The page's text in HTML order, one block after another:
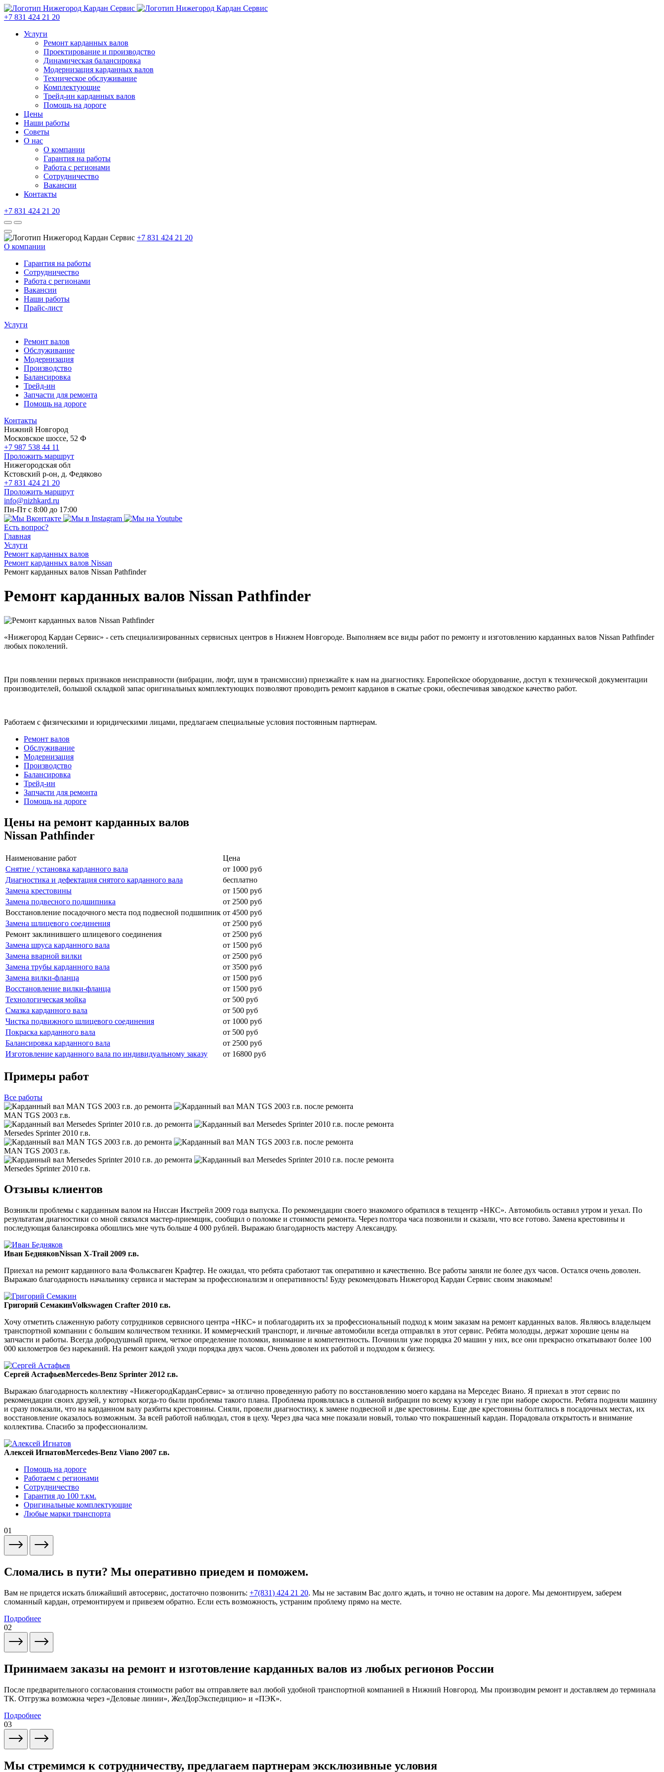
+7 831 424 21 20
Услуги
Ремонт карданных валов
Проектирование и производство
Динамическая балансировка
Модернизация карданных валов
Техническое обслуживание
Комплектующие
Трейд-ин карданных валов
Помощь на дороге
Цены
Наши работы
Советы
О нас
О компании
Гарантия на работы
Работа с регионами
Сотрудничество
Вакансии
Контакты
+7 831 424 21 20
+7 831 424 21 20
О компании
Гарантия на работы
Сотрудничество
Работа с регионами
Вакансии
Наши работы
Прайс-лист
Услуги
Ремонт валов
Обслуживание
Модернизация
Производство
Балансировка
Трейд-ин
Запчасти для ремонта
Помощь на дороге
Контакты
Нижний Новгород
Московское шоссе, 52 Ф
+7 987 538 44 11
Проложить маршрут
Нижегородская обл
Кстовский р-он, д. Федяково
+7 831 424 21 20
Проложить маршрут
info@nizhkard.ru
Пн-Пт с 8:00 до 17:00
Есть вопрос?
Главная
Услуги
Ремонт карданных валов
Ремонт карданных валов Nissan
Ремонт карданных валов Nissan Pathfinder
Ремонт карданных валов Nissan Pathfinder
«Нижегород Кардан Сервис» - сеть специализированных сервисных центров в Нижнем Новгороде. Выполняем все виды работ по ремонту и изготовлению карданных валов Nissan Pathfinder
любых поколений.
При появлении первых признаков неисправности (вибрации, люфт, шум в трансмиссии) приезжайте к нам на диагностику. Европейское оборудование, доступ к технической документации
производителей, большой складкой запас оригинальных комплектующих позволяют проводить ремонт карданов в сжатые сроки, обеспечивая заводское качество работ.
Работаем с физическими и юридическими лицами, предлагаем специальные условия постоянным партнерам.
Ремонт валов
Обслуживание
Модернизация
Производство
Балансировка
Трейд-ин
Запчасти для ремонта
Помощь на дороге
Цены на ремонт карданных валов
Nissan Pathfinder
Наименование работ
Цена
Снятие / установка карданного вала
от 1000 руб
Диагностика и дефектация снятого карданного вала
бесплатно
Замена крестовины
от 1500 руб
Замена подвесного подшипника
от 2500 руб
Восстановление посадочного места под подвесной подшипник от 4500 руб
Замена шлицевого соединения
от 2500 руб
Ремонт заклинившего шлицевого соединения
от 2500 руб
Замена шруса карданного вала
от 1500 руб
Замена вварной вилки
от 2500 руб
Замена трубы карданного вала
от 3500 руб
Замена вилки-фланца
от 1500 руб
Восстановление вилки-фланца
от 1500 руб
Технологическая мойка
от 500 руб
Смазка карданного вала
от 500 руб
Чистка подвижного шлицевого соединения
от 1000 руб
Покраска карданного вала
от 500 руб
Балансировка карданного вала
от 2500 руб
Изготовление карданного вала по индивидуальному заказу
от 16800 руб
Примеры работ
Все работы
MAN TGS 2003 г.в.
Mersedes Sprinter 2010 г.в.
MAN TGS 2003 г.в.
Mersedes Sprinter 2010 г.в.
Отзывы клиентов
Возникли проблемы с карданным валом на Ниссан Икстрейл 2009 года выпуска. По рекомендации своего знакомого обратился в техцентр «НКС». Автомобиль оставил утром и уехал. По
результатам диагностики со мной связался мастер-приемщик, сообщил о поломке и стоимости ремонта. Через полтора часа позвонили и сказали, что все готово. Замена крестовины и
последующая балансировка обошлись мне чуть больше 4 000 рублей. Выражаю благодарность мастеру Александру.
Иван БедняковNissan X-Trail 2009 г.в.
Приехал на ремонт карданного вала Фольксваген Крафтер. Не ожидал, что ребята сработают так оперативно и качественно. Все работы заняли не более дух часов. Остался очень доволен.
Выражаю благодарность начальнику сервиса и мастерам за профессионализм и оперативность! Буду рекомендовать Нижегород Кардан Сервис своим знакомым!
Григорий СемакинVolkswagen Crafter 2010 г.в.
Хочу отметить слаженную работу сотрудников сервисного центра «НКС» и поблагодарить их за профессиональный подход к моим заказам на ремонт карданных валов. Являюсь владельцем
транспортной компании с большим количеством техники. И коммерческий транспорт, и личные автомобили всегда отправлял в этот сервис. Ребята молодцы, держат хорошие цены на
запчасти и работы. Всегда добродушный прием, четкое определение поломки, внимание и компетентность. Починили уже порядка 20 машин у них, все они прекрасно откатывают более 100
000 километров без нареканий. На ремонт каждой уходи порядка двух часов. Очень доволен их работой и подходом к бизнесу.
Сергей АстафьевMercedes-Benz Sprinter 2012 г.в.
Выражаю благодарность коллективу «НижегородКарданСервис» за отлично проведенную работу по восстановлению моего кардана на Мерседес Виано. Я приехал в этот сервис по
рекомендации своих друзей, у которых когда-то были проблемы такого плана. Проблема проявлялась в сильной вибрации по всему кузову и гуле при наборе скорости. Ребята подняли машину
и сразу показали, что на карданном валу разбиты крестовины. Сняли, провели диагностику, к замене подвесной и две крестовины. Еще две крестовины болтались в посадочных местах, их
восстановление оказалось возможным. За всей работой наблюдал, стоя в цеху. Через два часа мне показали новый, только что покрашенный кардан. Порадовала открытость и внимание
коллектива. Спасибо за профессионализм.
Алексей ИгнатовMercedes-Benz Viano 2007 г.в.
Помощь на дороге
Работаем с регионами
Сотрудничество
Гарантия до 100 т.км.
Оригинальные комплектующие
Любые марки транспорта
01
Сломались в пути? Мы оперативно приедем и поможем.
Вам не придется искать ближайший автосервис, достаточно позвонить: +7(831) 424 21 20. Мы не заставим Вас долго ждать, и точно не оставим на дороге. Мы демонтируем, заберем
сломанный кардан, отремонтируем и привезем обратно. Если есть возможность, устраним проблему прямо на месте.
Подробнее
02
Принимаем заказы на ремонт и изготовление карданных валов из любых регионов России
После предварительного согласования стоимости работ вы отправляете вал любой удобной транспортной компанией в Нижний Новгород. Мы производим ремонт и доставляем до терминала
ТК. Отгрузка возможна через «Деловые линии», ЖелДорЭкспедицию» и «ПЭК».
Подробнее
03
Мы стремимся к сотрудничеству, предлагаем партнерам эксклюзивные условия